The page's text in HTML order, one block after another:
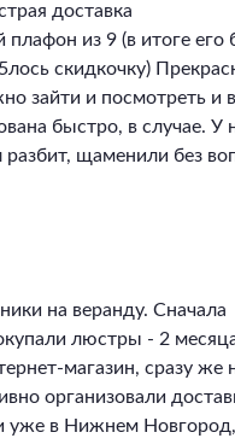
доставка
из 9 (в итоге его
скидкочку)
зайти и посмотреть и
быстро, в случае. У
щаменили без
на веранду. Сначала
люстры - 2
магазин, сразу же
организовали
уже в Нижнем